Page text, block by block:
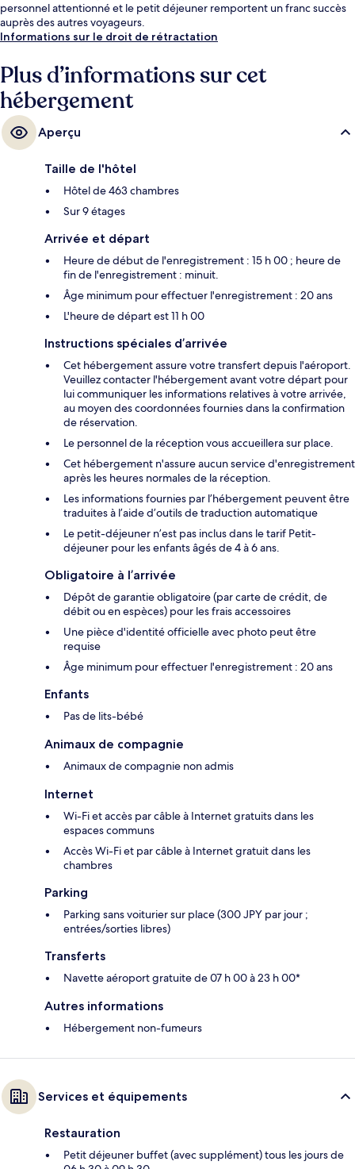
personnel attentionné et le petit déjeuner remportent un franc succès
auprès des autres voyageurs.
Informations sur le droit de rétractation
Plus d’informations sur cet
hébergement
Aperçu
Taille de l'hôtel
Hôtel de 463 chambres
Sur 9 étages
Arrivée et départ
Heure de début de l'enregistrement : 15 h 00 ; heure de
fin de l'enregistrement : minuit.
Âge minimum pour effectuer l'enregistrement : 20 ans
L'heure de départ est 11 h 00
Instructions spéciales d’arrivée
Cet hébergement assure votre transfert depuis l'aéroport.
Veuillez contacter l'hébergement avant votre départ pour
lui communiquer les informations relatives à votre arrivée,
au moyen des coordonnées fournies dans la confirmation
de réservation.
Le personnel de la réception vous accueillera sur place.
Cet hébergement n'assure aucun service d'enregistrement
après les heures normales de la réception.
Les informations fournies par l’hébergement peuvent être
traduites à l’aide d’outils de traduction automatique
Le petit-déjeuner n’est pas inclus dans le tarif Petit-
déjeuner pour les enfants âgés de 4 à 6 ans.
Obligatoire à l’arrivée
Dépôt de garantie obligatoire (par carte de crédit, de
débit ou en espèces) pour les frais accessoires
Une pièce d'identité officielle avec photo peut être
requise
Âge minimum pour effectuer l'enregistrement : 20 ans
Enfants
Pas de lits-bébé
Animaux de compagnie
Animaux de compagnie non admis
Internet
Wi-Fi et accès par câble à Internet gratuits dans les
espaces communs
Accès Wi-Fi et par câble à Internet gratuit dans les
chambres
Parking
Parking sans voiturier sur place (300 JPY par jour ;
entrées/sorties libres)
Transferts
Navette aéroport gratuite de 07 h 00 à 23 h 00*
Autres informations
Hébergement non-fumeurs
Services et équipements
Restauration
Petit déjeuner buffet (avec supplément) tous les jours de